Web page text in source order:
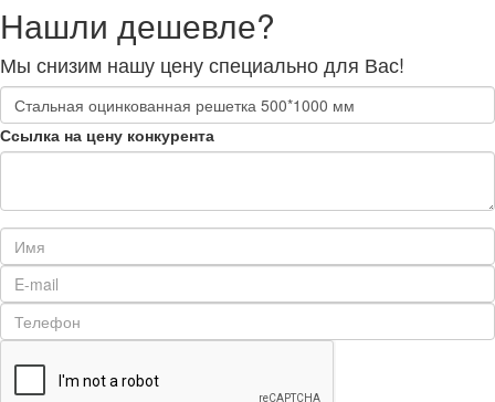
Нашли дешевле?
Мы снизим нашу цену специально для Вас!
Ссылка на цену конкурента